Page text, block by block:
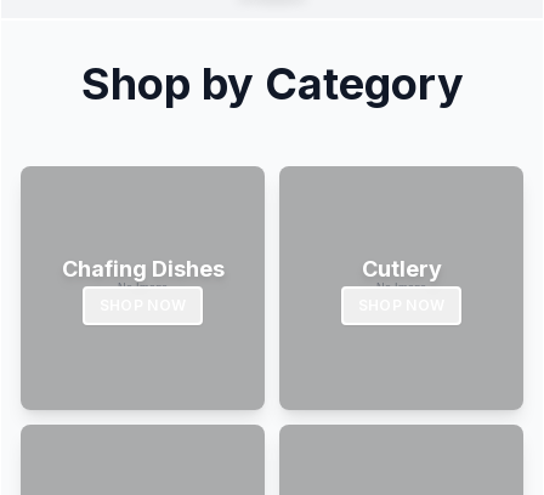
Shop by Category
Chafing Dishes Cutlery